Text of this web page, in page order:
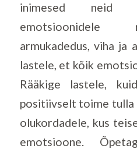
inimesed neid
emotsioonidele
armukadedus, viha ja
lastele, et kõik
Rääkige lastele,
positiivselt toime tulla
olukordadele, kus
emotsioone.